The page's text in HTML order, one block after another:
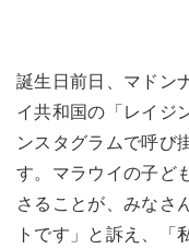
誕生日前日、マドン
イ共和国の「レイジ
ンスタグラムで呼び
す。マラウイの子ど
さることが、みなさ
トです」と訴え、「